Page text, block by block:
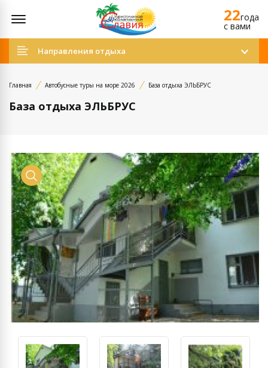
22года
c вами
Направления отдыха
Главная Автобусные туры на море 2026 База отдыха ЭЛЬБРУС
База отдыха ЭЛЬБРУС
Просмотр